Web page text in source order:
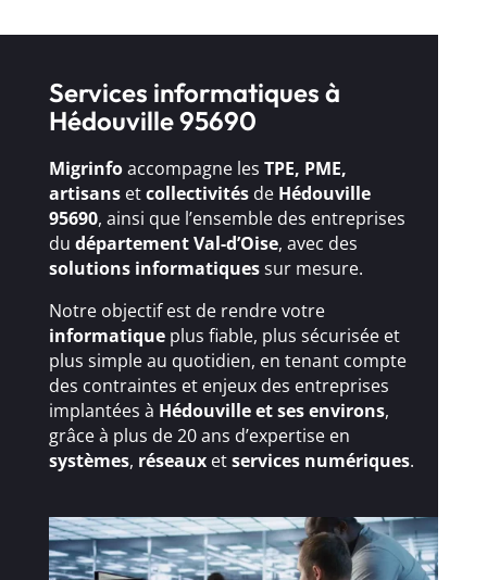
Services informatiques à
Hédouville 95690
Migrinfoaccompagne les TPE, PME,
artisansetcollectivitésde Hédouville
95690, ainsi que l’ensemble des entreprises
du département Val-d’Oise, avec des
solutions informatiquessur mesure.
Notre objectif est de rendre votre
informatiqueplus fiable, plus sécurisée et
plus simple au quotidien, en tenant compte
des contraintes et enjeux des entreprises
implantées à Hédouville et ses environs,
grâce à plus de 20 ans d’expertise en
systèmes, réseauxetservices numériques.